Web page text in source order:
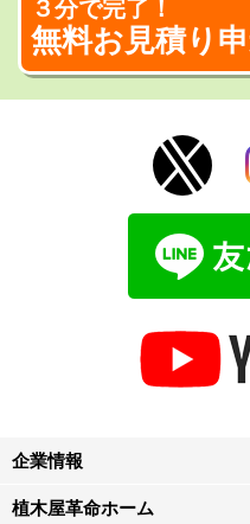
３分で完了！
無料お見積り
企業情報
植木屋革命ホーム